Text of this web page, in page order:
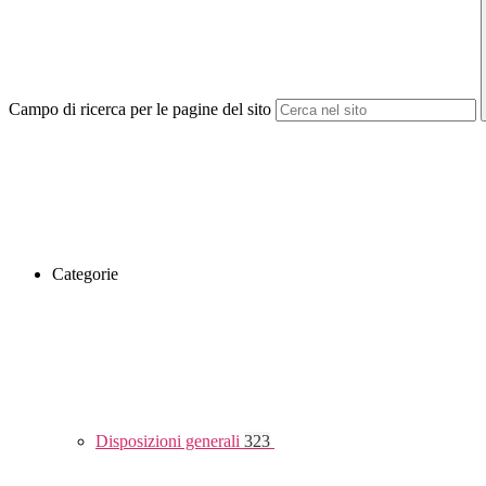
Campo di ricerca per le pagine del sito
Categorie
Disposizioni generali 323